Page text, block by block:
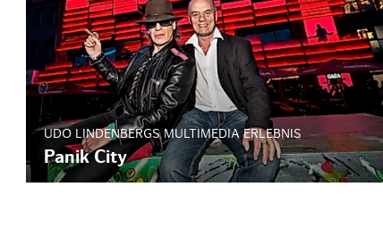
UDO LINDENBERGS MULTIMEDIA ERLEBNIS
Panik City